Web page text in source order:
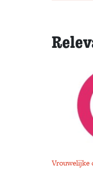
Vrouwelijke